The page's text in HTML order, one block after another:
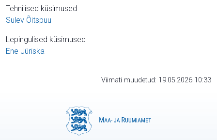
Tehnilised küsimused
Sulev Õitspuu
Lepingulised küsimused
Ene Jüriska
Viimati muudetud: 19.05.2026 10:33